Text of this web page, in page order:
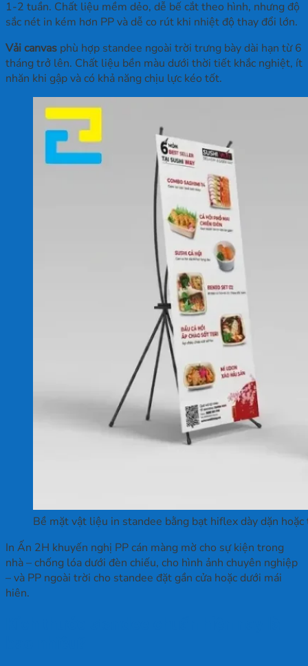
1-2 tuần. Chất liệu mềm dẻo, dễ bế cắt theo hình, nhưng độ
sắc nét in kém hơn PP và dễ co rút khi nhiệt độ thay đổi lớn.
Vải canvas phù hợp standee ngoài trời trưng bày dài hạn từ 6
tháng trở lên. Chất liệu bền màu dưới thời tiết khắc nghiệt, ít
nhăn khi gập và có khả năng chịu lực kéo tốt.
Bề mặt vật liệu in standee bằng bạt hiflex dày dặn hoặc
In Ấn 2H khuyến nghị PP cán màng mờ cho sự kiện trong
nhà – chống lóa dưới đèn chiếu, cho hình ảnh chuyên nghiệp
– và PP ngoài trời cho standee đặt gần cửa hoặc dưới mái
hiên.